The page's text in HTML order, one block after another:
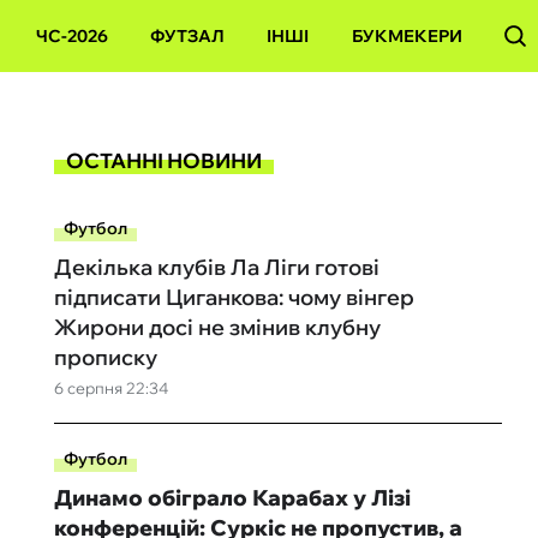
ЧС-2026 ФУТЗАЛ ІНШІ БУКМЕКЕРИ
ОСТАННІ НОВИНИ
Футбол
6 серпня 22:34
Декілька клубів Ла Ліги готові
підписати Циганкова: чому вінгер
Жирони досі не змінив клубну
прописку
Футбол
Динамо обіграло Карабах у Лізі
конференцій: Суркіс не пропустив, а